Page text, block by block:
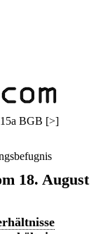
BGB [>]
18. August